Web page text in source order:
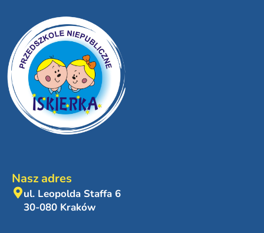
Nasz adres
ul. Leopolda Staffa 6
30-080 Kraków